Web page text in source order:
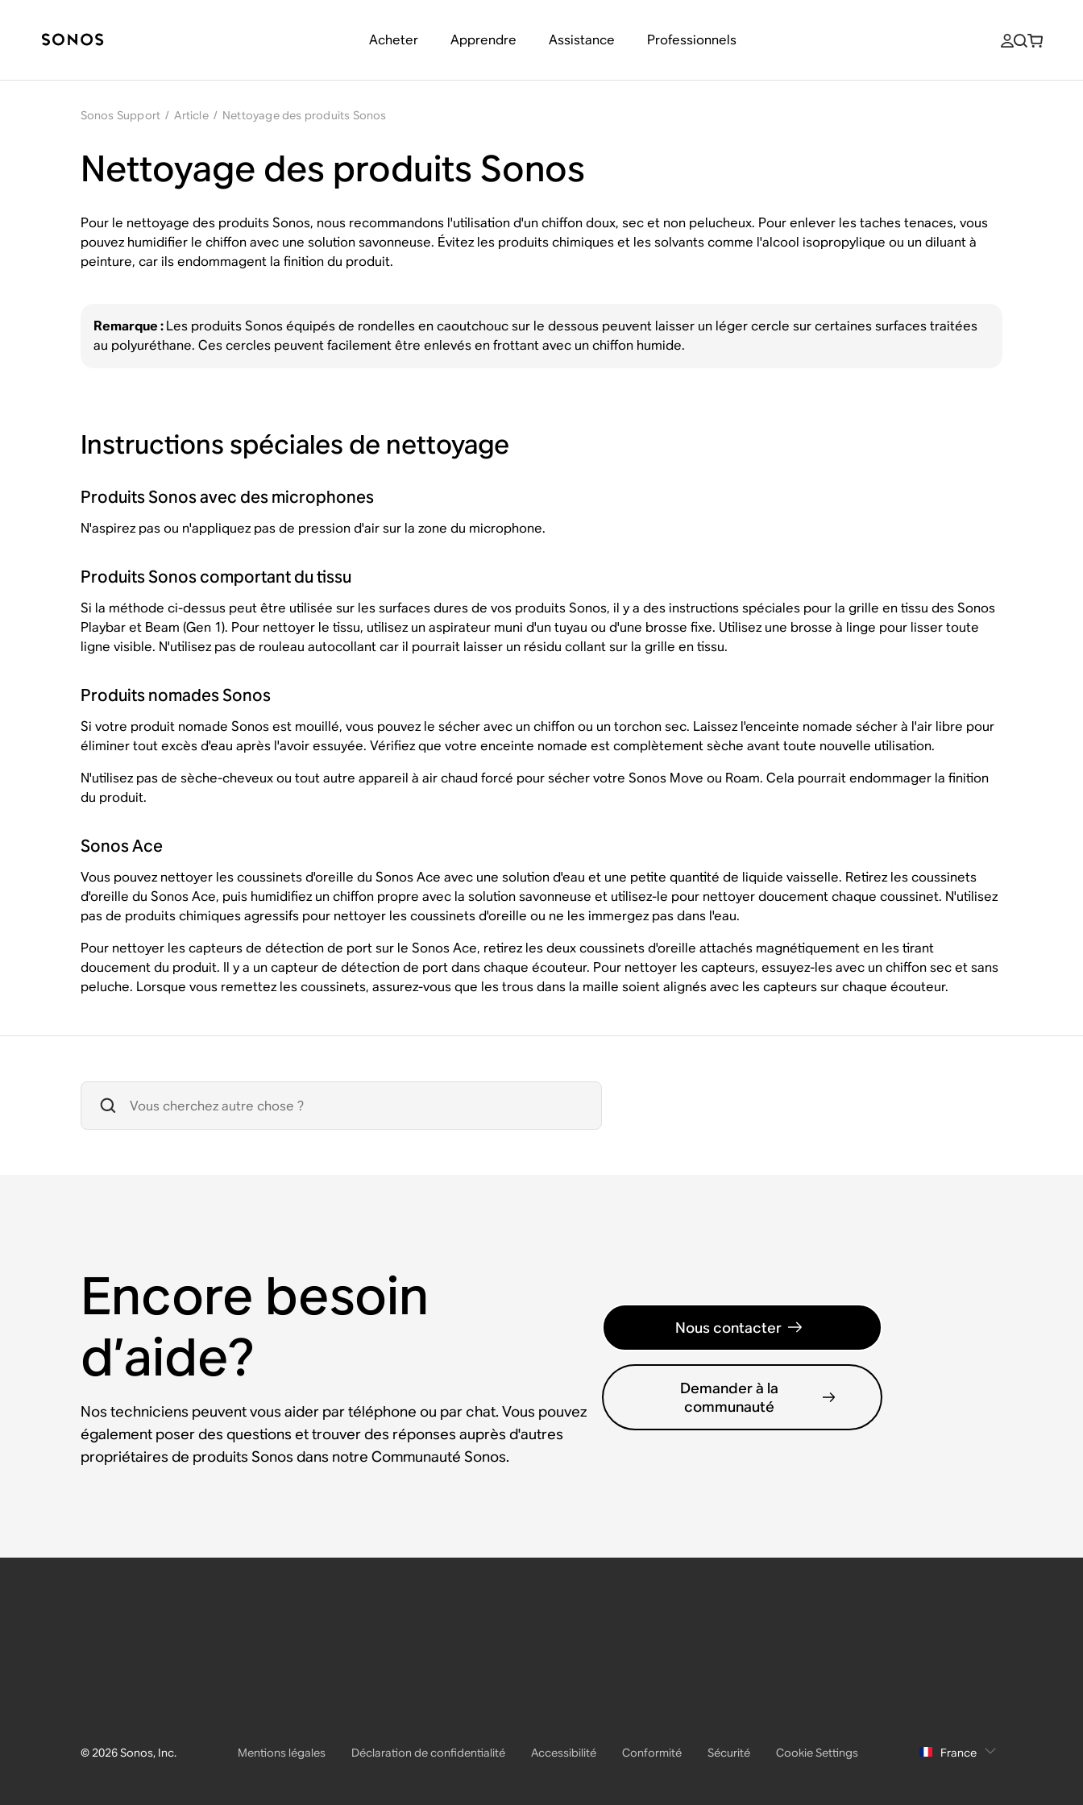
Acheter Apprendre Assistance Professionnels
Sonos Support / Article / Nettoyage des produits Sonos
Nettoyage des produits Sonos
Pour le nettoyage des produits Sonos, nous recommandons l'utilisation d'un chiffon doux, sec et non pelucheux. Pour enlever les taches tenaces, vous
pouvez humidifier le chiffon avec une solution savonneuse. Évitez les produits chimiques et les solvants comme l'alcool isopropylique ou un diluant à
peinture, car ils endommagent la finition du produit.
Remarque :Les produits Sonos équipés de rondelles en caoutchouc sur le dessous peuvent laisser un léger cercle sur certaines surfaces traitées
au polyuréthane. Ces cercles peuvent facilement être enlevés en frottant avec un chiffon humide.
Instructions spéciales de nettoyage
Produits Sonos avec des microphones
N'aspirez pas ou n'appliquez pas de pression d'air sur la zone du microphone.
Produits Sonos comportant du tissu
Si la méthode ci-dessus peut être utilisée sur les surfaces dures de vos produits Sonos, il y a des instructions spéciales pour la grille en tissu des Sonos
Playbar et Beam (Gen 1). Pour nettoyer le tissu, utilisez un aspirateur muni d'un tuyau ou d'une brosse fixe. Utilisez une brosse à linge pour lisser toute
ligne visible. N'utilisez pas de rouleau autocollant car il pourrait laisser un résidu collant sur la grille en tissu.
Produits nomades Sonos
Si votre produit nomade Sonos est mouillé, vous pouvez le sécher avec un chiffon ou un torchon sec. Laissez l'enceinte nomade sécher à l'air libre pour
éliminer tout excès d'eau après l'avoir essuyée. Vérifiez que votre enceinte nomade est complètement sèche avant toute nouvelle utilisation.
N'utilisez pas de sèche-cheveux ou tout autre appareil à air chaud forcé pour sécher votre Sonos Move ou Roam. Cela pourrait endommager la finition
du produit.
Sonos Ace
Vous pouvez nettoyer les coussinets d'oreille du Sonos Ace avec une solution d'eau et une petite quantité de liquide vaisselle. Retirez les coussinets
d'oreille du Sonos Ace, puis humidifiez un chiffon propre avec la solution savonneuse et utilisez-le pour nettoyer doucement chaque coussinet. N'utilisez
pas de produits chimiques agressifs pour nettoyer les coussinets d'oreille ou ne les immergez pas dans l'eau.
Pour nettoyer les capteurs de détection de port sur le Sonos Ace, retirez les deux coussinets d'oreille attachés magnétiquement en les tirant
doucement du produit. Il y a un capteur de détection de port dans chaque écouteur. Pour nettoyer les capteurs, essuyez-les avec un chiffon sec et sans
peluche. Lorsque vous remettez les coussinets, assurez-vous que les trous dans la maille soient alignés avec les capteurs sur chaque écouteur.
Encore besoin
d’aide?
Nos techniciens peuvent vous aider par téléphone ou par chat. Vous pouvez
également poser des questions et trouver des réponses auprès d'autres
propriétaires de produits Sonos dans notre Communauté Sonos.
Nous contacter
Demander à la
communauté
© 2026 Sonos, Inc. Mentions légales Déclaration de confidentialité Accessibilité Conformité Sécurité Cookie Settings France